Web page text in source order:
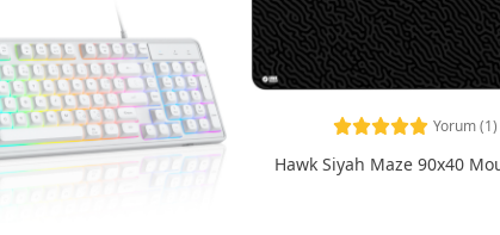
Yorum (1)
Hawk Siyah Maze 90x40